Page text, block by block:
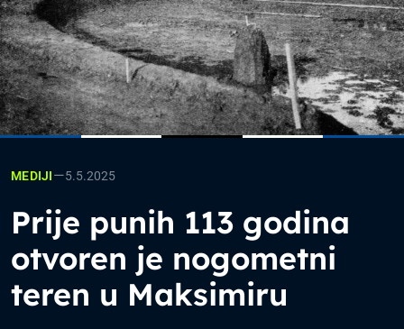
MEDIJI—5.5.2025
Prije punih 113 godina
otvoren je nogometni
teren u Maksimiru